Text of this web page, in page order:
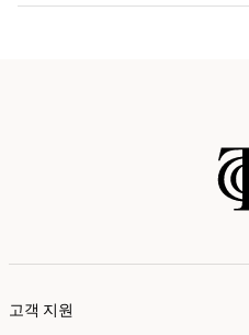
자세히 보기
고객 지원